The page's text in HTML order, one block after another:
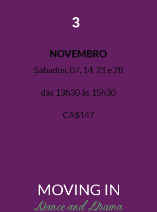
3
NOVEMBRO
Sábados, 07, 14, 21 e 28
das 13h30 às 15h30
CA$147
MOVING IN
Dance and Drama